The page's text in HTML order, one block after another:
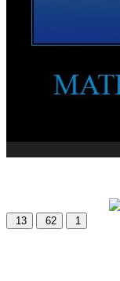
13 62 1